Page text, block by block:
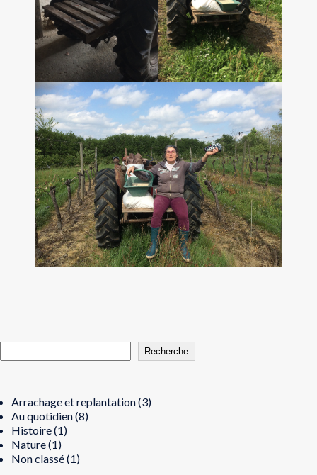
Recherche
Arrachage et replantation(3)
Au quotidien(8)
Histoire(1)
Nature(1)
Non classé(1)